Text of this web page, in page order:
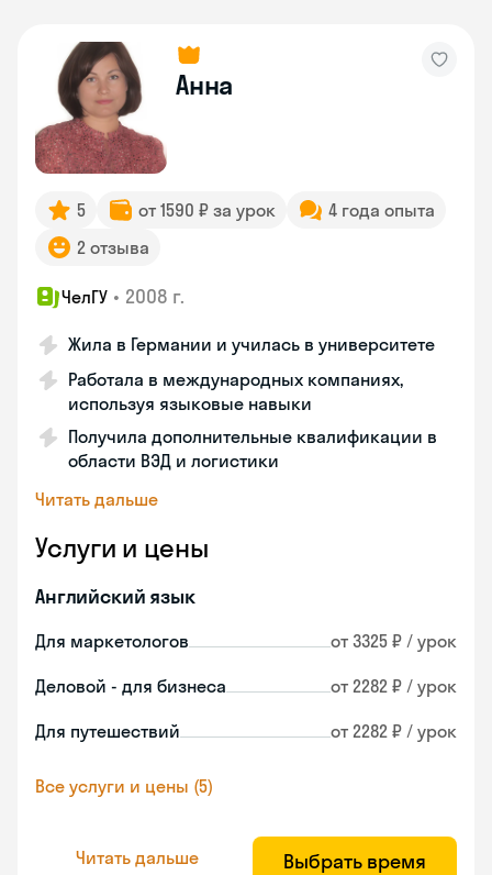
Анна
5 от 1590 ₽ за урок
4 года опыта
2 отзыва
ЧелГУ • 2008 г.
Жила в Германии и училась в университете
Работала в международных компаниях,
используя языковые навыки
Получила дополнительные квалификации в
области ВЭД и логистики
Читать дальше
Услуги и цены
Английский язык
Для маркетологов от 3325 ₽ / урок
Деловой - для бизнеса от 2282 ₽ / урок
Для путешествий от 2282 ₽ / урок
Все услуги и цены (5)
Читать дальше Выбрать время